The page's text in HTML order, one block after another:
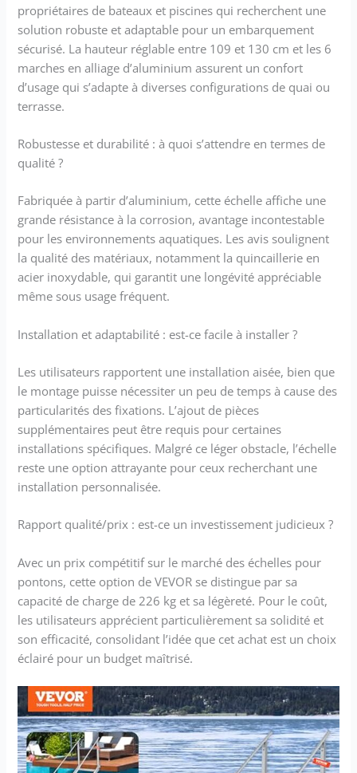
du corps, ce qui est
plus confortable et
permet d'économiser
du travail pour entrer
dans l'eau et revenir
de la hauteur de 109 à
130 cm peut répondre
profondeurs d'eau. Les
pieds de l’échelle
doivent toucher le fond
de la piscine pour offrir
un excellent soutien.
Résistant à la
Corrosion & à l'Usure :
est fabriquée en
6063 épais avec un
traitement de surface
par sablage. Grâce à
ces caractéristiques,
cette échelle offre une
capacité de charge de
226 kg, une résistance
sans déformation.
L'échelle de quai est
spécialement conçue
pour accomplir la
plupart des tâches
d'embarquement. Elle
est largement utilisée
pour les quais,
mer, les piscines, etc.
propriétaires de bateaux et piscines qui recherchent une
solution robuste et adaptable pour un embarquement
sécurisé. La hauteur réglable entre 109 et 130 cm et les 6
marches en alliage d’aluminium assurent un confort
d’usage qui s’adapte à diverses configurations de quai ou
terrasse.
Robustesse et durabilité : à quoi s’attendre en termes de
qualité ?
Fabriquée à partir d’aluminium, cette échelle affiche une
grande résistance à la corrosion, avantage incontestable
pour les environnements aquatiques. Les avis soulignent
la qualité des matériaux, notamment la quincaillerie en
acier inoxydable, qui garantit une longévité appréciable
même sous usage fréquent.
Installation et adaptabilité : est-ce facile à installer ?
Les utilisateurs rapportent une installation aisée, bien que
le montage puisse nécessiter un peu de temps à cause des
particularités des fixations. L’ajout de pièces
supplémentaires peut être requis pour certaines
installations spécifiques. Malgré ce léger obstacle, l’échelle
reste une option attrayante pour ceux recherchant une
installation personnalisée.
Rapport qualité/prix : est-ce un investissement judicieux ?
Avec un prix compétitif sur le marché des échelles pour
pontons, cette option de VEVOR se distingue par sa
capacité de charge de 226 kg et sa légèreté. Pour le coût,
les utilisateurs apprécient particulièrement sa solidité et
son efficacité, consolidant l’idée que cet achat est un choix
éclairé pour un budget maîtrisé.